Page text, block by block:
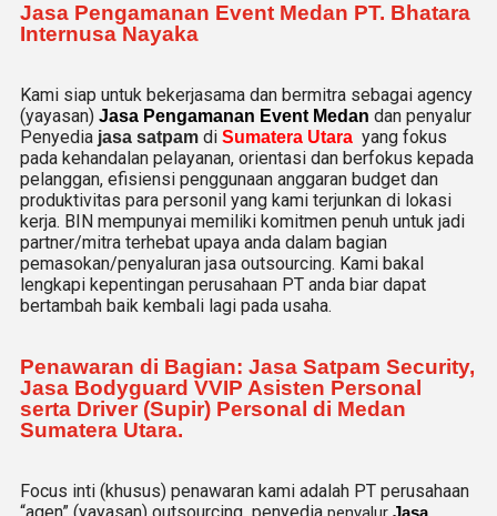
Jasa Pengamanan Event Medan PT. Bhatara
Internusa Nayaka
Kami siap untuk bekerjasama dan bermitra sebagai agency
(yayasan) Jasa Pengamanan Event Medan dan penyalur
Penyedia jasa satpam di Sumatera Utara yang fokus
pada kehandalan pelayanan, orientasi dan berfokus kepada
pelanggan, efisiensi penggunaan anggaran budget dan
produktivitas para personil yang kami terjunkan di lokasi
kerja. BIN mempunyai memiliki komitmen penuh untuk jadi
partner/mitra terhebat upaya anda dalam bagian
pemasokan/penyaluran jasa outsourcing. Kami bakal
lengkapi kepentingan perusahaan PT anda biar dapat
bertambah baik kembali lagi pada usaha.
Penawaran di Bagian: Jasa Satpam Security,
Jasa Bodyguard VVIP Asisten Personal
serta Driver (Supir) Personal di Medan
Sumatera Utara.
Focus inti (khusus) penawaran kami adalah PT perusahaan
Jasa